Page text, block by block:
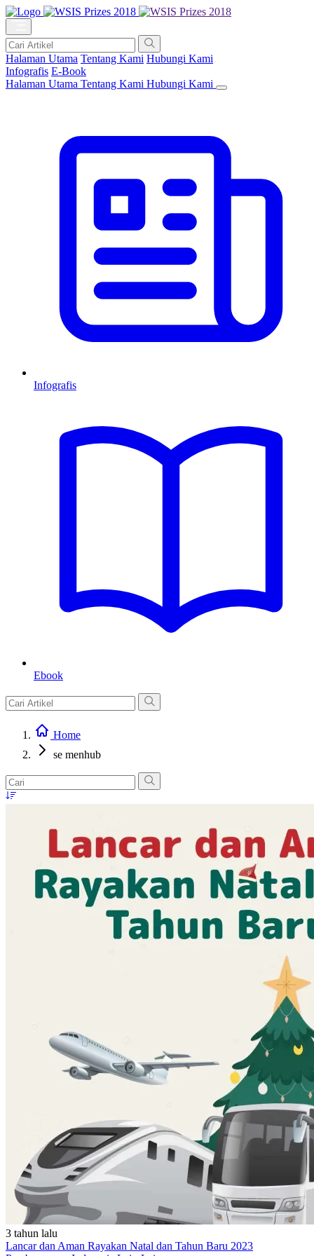
Halaman Utama Tentang Kami Hubungi Kami
Infografis E-Book
Halaman Utama Tentang Kami Hubungi Kami
Infografis
Ebook
Home
se menhub
3 tahun lalu
Lancar dan Aman Rayakan Natal dan Tahun Baru 2023